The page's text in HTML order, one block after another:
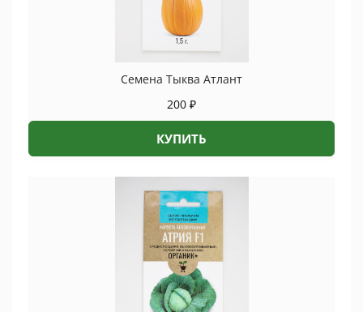
Семена Тыква Атлант
200 ₽
КУПИТЬ